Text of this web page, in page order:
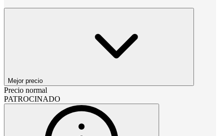
Mejor precio
Precio normal
PATROCINADO